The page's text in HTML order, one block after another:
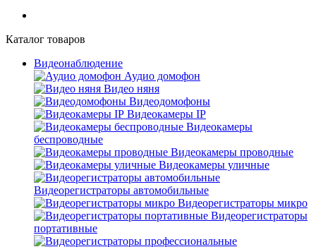
Каталог товаров
Видеонаблюдение
Аудио домофон
Видео няня
Видеодомофоны
Видеокамеры IP
Видеокамеры
беспроводные
Видеокамеры проводные
Видеокамеры уличные
Видеорегистраторы автомобильные
Видеорегистраторы микро
Видеорегистраторы
портативные